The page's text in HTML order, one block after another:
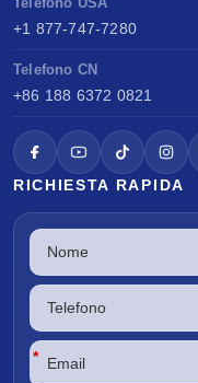
+1 877-747-7280
Telefono CN
+86 188 6372 0821
RICHIESTA RAPIDA
*